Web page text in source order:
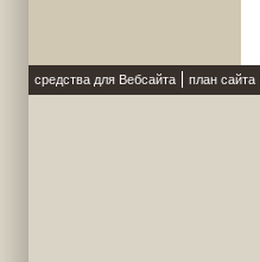
средства для Вебсайта план сайта